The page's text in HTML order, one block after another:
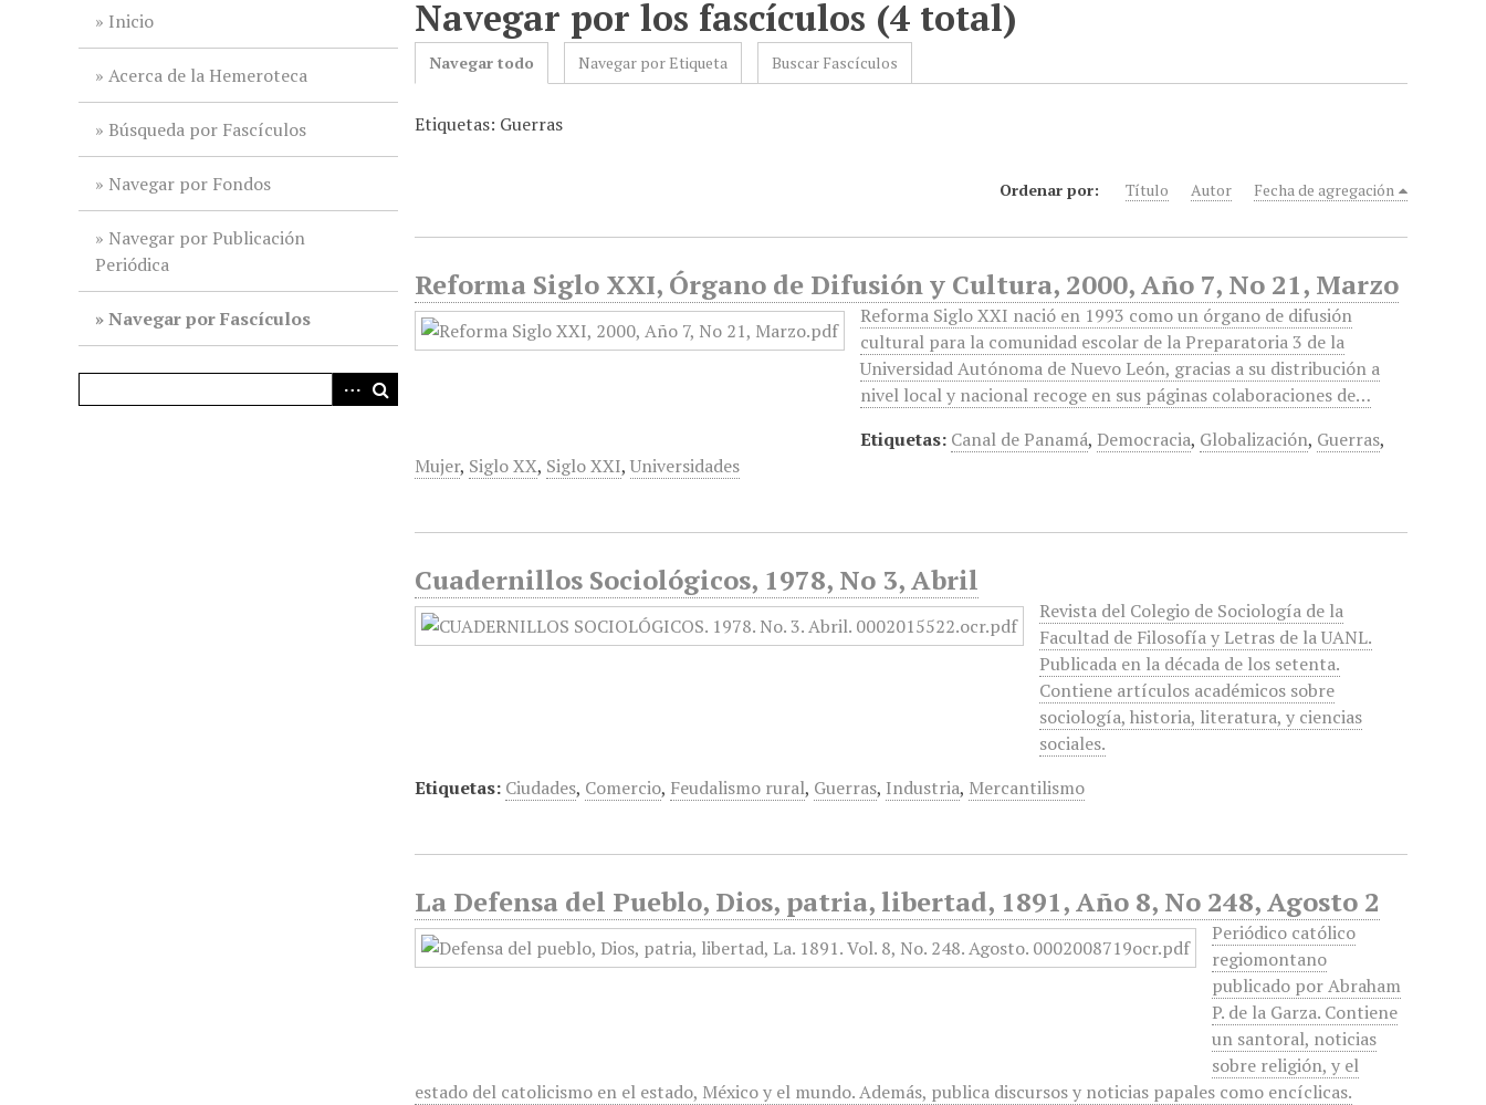
Inicio
Acerca de la Hemeroteca
Búsqueda por Fascículos
Navegar por Fondos
Navegar por Publicación
Periódica
Navegar por Fascículos
Navegar por los fascículos (4 total)
Navegar todo Navegar por Etiqueta Buscar Fascículos
Etiquetas: Guerras
Ordenar por: Título Autor Fecha de agregación
Reforma Siglo XXI, Órgano de Difusión y Cultura, 2000, Año 7, No 21, Marzo
Reforma Siglo XXI nació en 1993 como un órgano de difusión
cultural para la comunidad escolar de la Preparatoria 3 de la
Universidad Autónoma de Nuevo León, gracias a su distribución a
nivel local y nacional recoge en sus páginas colaboraciones de…
Etiquetas: Canal de Panamá, Democracia, Globalización, Guerras,
Mujer, Siglo XX, Siglo XXI,Universidades
Cuadernillos Sociológicos, 1978, No 3, Abril
Revista del Colegio de Sociología de la
Facultad de Filosofía y Letras de la UANL.
Publicada en la década de los setenta.
Contiene artículos académicos sobre
sociología, historia, literatura, y ciencias
sociales.
Etiquetas: Ciudades, Comercio, Feudalismo rural, Guerras, Industria, Mercantilismo
La Defensa del Pueblo, Dios, patria, libertad, 1891, Año 8, No 248, Agosto 2
Periódico católico
regiomontano
publicado por Abraham
P. de la Garza. Contiene
un santoral, noticias
sobre religión, y el
estado del catolicismo en el estado, México y el mundo. Además, publica discursos y noticias papales como encíclicas.